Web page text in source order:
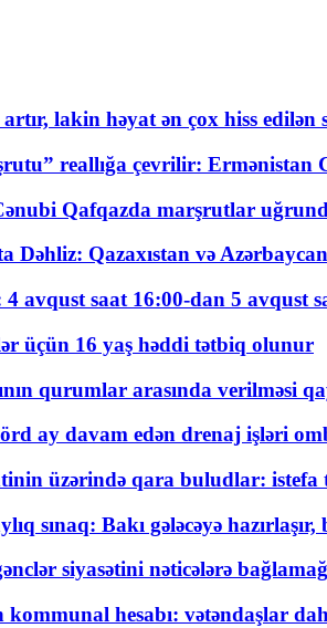
lakin həyat ən çox hiss edilən
reallığa çevrilir: Ermənistan
Qafqazda marşrutlar
Dəhliz: Qazaxıstan və
4 avqust saat 16:00-dan 5 avqust
üçün 16 yaş həddi tətbiq olunur
qurumlar arasında verilməsi
ay davam edən drenaj işləri
üzərində qara buludlar: istefa
sınaq: Bakı gələcəyə
siyasətini nəticələrə
kommunal hesabı: vətəndaşlar